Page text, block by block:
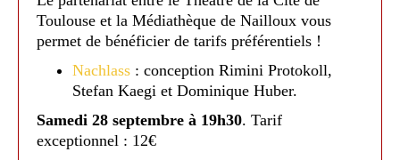
Toulouse et la Médiathèque de Nailloux vous
permet de bénéficier de tarifs préférentiels !
Nachlass : conception Rimini Protokoll,
Stefan Kaegi et Dominique Huber.
Samedi 28 septembre à 19h30. Tarif
exceptionnel : 12€